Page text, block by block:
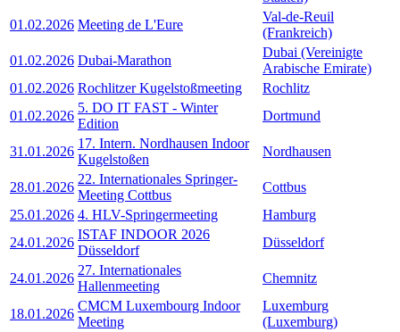
01.02.2026 Meeting de L'Eure
Val-de-Reuil
(Frankreich)
01.02.2026 Dubai-Marathon
Dubai (Vereinigte
Arabische Emirate)
01.02.2026 Rochlitzer Kugelstoßmeeting
Rochlitz
01.02.2026
5. DO IT FAST - Winter
Edition
Dortmund
31.01.2026
17. Intern. Nordhausen Indoor
Kugelstoßen
Nordhausen
28.01.2026
22. Internationales Springer-
Meeting Cottbus
Cottbus
25.01.2026 4. HLV-Springermeeting
Hamburg
24.01.2026
ISTAF INDOOR 2026
Düsseldorf
Düsseldorf
24.01.2026
27. Internationales
Hallenmeeting
Chemnitz
18.01.2026
CMCM Luxembourg Indoor
Meeting
Luxemburg
(Luxemburg)